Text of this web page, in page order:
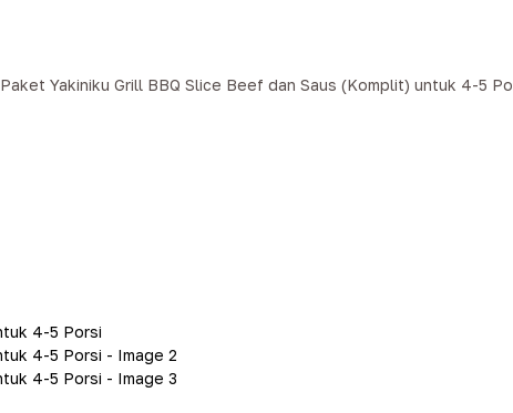
Paket Yakiniku Grill BBQ Slice Beef dan Saus (Komplit) untuk 4-5